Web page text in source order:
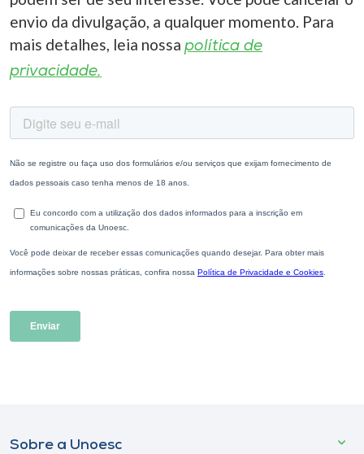
envio da divulgação, a qualquer momento. Para
mais detalhes, leia nossa política de
privacidade.
Sobre a Unoesc